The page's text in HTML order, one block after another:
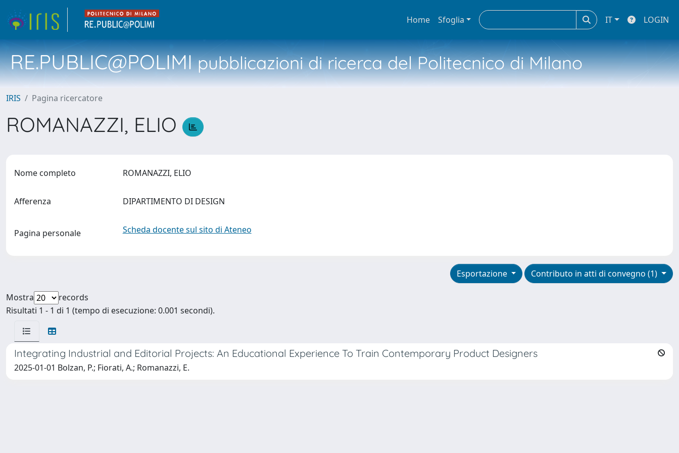
Home Sfoglia IT LOGIN
RE.PUBLIC@POLIMIpubblicazioni di ricerca del Politecnico di Milano
IRIS Pagina ricercatore
ROMANAZZI, ELIO
Nome completo ROMANAZZI, ELIO
Afferenza DIPARTIMENTO DI DESIGN
Pagina personale Scheda docente sul sito di Ateneo
Contributo in atti di convegno (1)
Esportazione
Mostra
records
Risultati 1 - 1 di 1 (tempo di esecuzione: 0.001 secondi).
Integrating Industrial and Editorial Projects: An Educational Experience To Train Contemporary Product Designers
2025-01-01 Bolzan, P.; Fiorati, A.; Romanazzi, E.